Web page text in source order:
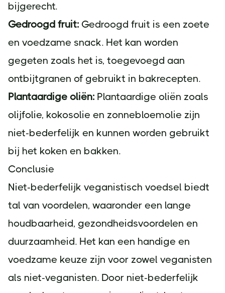
bijgerecht.
Gedroogd fruit: Gedroogd fruit is een zoete
en voedzame snack. Het kan worden
gegeten zoals het is, toegevoegd aan
ontbijtgranen of gebruikt in bakrecepten.
Plantaardige oliën: Plantaardige oliën zoals
olijfolie, kokosolie en zonnebloemolie zijn
niet-bederfelijk en kunnen worden gebruikt
bij het koken en bakken.
Conclusie
Niet-bederfelijk veganistisch voedsel biedt
tal van voordelen, waaronder een lange
houdbaarheid, gezondheidsvoordelen en
duurzaamheid. Het kan een handige en
voedzame keuze zijn voor zowel veganisten
als niet-veganisten. Door niet-bederfelijk